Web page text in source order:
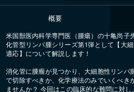
概要
米国獣医内科学専門医（腫瘍）の十亀尚子
化管型リンパ腫シリーズ第1弾として【大
適応】について解説します！
消化管に腫瘤が見つかり、大細胞性リンパ
で切除すべきか、化学療法のみでいくべき
ませんか？ 今回はこの臨床的な難問に対